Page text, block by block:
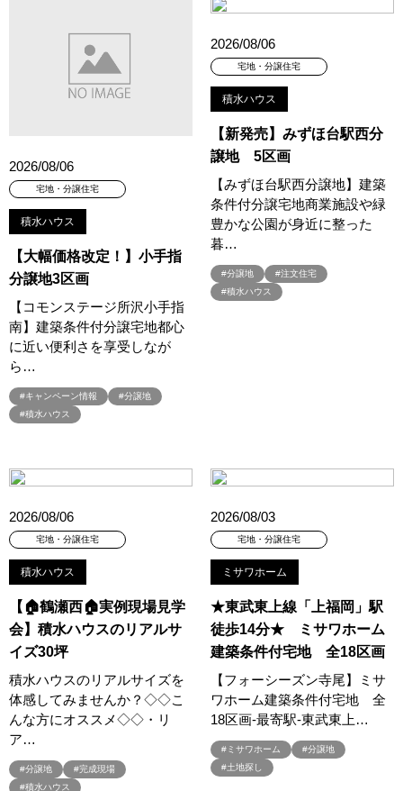
#8/19・8/20 #8/1～9/30
#amazonギフトカードプレゼント #Amazonギフトプレゼント
#Amazonギフトプレゼントキャンペーン
#English available
#FP相談会 #Germoglio
#GWイベント展示場
#GWキャンペーン #GX型志向住宅
#GX補助金 #HD日本ハウス
#HEBEL HAUS #HUGme #iDeCo #IH
#instagram #instalive #IOT #lifeknit desgin
#LUXURY CAMPAIGN #Luxury Festa #Naturia
#NEW OPEN #newモデルハウス #NISA
#Panasonic Homes #panasonichomes
#PAWTNER #PayPayポイントプレゼント
#RAKU SPA Staition #Ready Made Houshinng.
#select PACKAGE
#Tomorrow's Life Museum #WEB #WEBおうち見学会
#WEB予約限定 #WEB予約限定キャンペーン
#WEB予約限定来場特典 #WEB予約＆ご来場 #WEB来場特典
#web見学会 #wonderhaus
#YouTube配信 #ZEHを超えるプラスエネルギー住宅
#ZEH仕様標準 #【9/１防災の日】
#あったかい
#いいとこどり、始まる。 #いい暮らし #えらべる
#おしゃれな家づくり
#おしやれな家づくり #おひさまハイム #お土地探し
#お子さま連れOK
2026/08/06
宅地・分譲住宅
積水ハウス
【大幅価格改定！】小手指
分譲地3区画
【コモンステージ所沢小手指
南】建築条件付分譲宅地都心
に近い便利さを享受しなが
ら…
#キャンペーン情報
#分譲地
#積水ハウス
2026/08/06
宅地・分譲住宅
積水ハウス
【新発売】みずほ台駅西分
譲地 5区画
【みずほ台駅西分譲地】建築
条件付分譲宅地商業施設や緑
豊かな公園が身近に整った
暮…
#分譲地
#注文住宅
#積水ハウス
2026/08/06
宅地・分譲住宅
積水ハウス
【🏠鶴瀬西🏠実例現場見学
会】積水ハウスのリアルサ
イズ30坪
積水ハウスのリアルサイズを
体感してみませんか？◇◇こ
んな方にオススメ◇◇・リ
ア…
#分譲地
#完成現場
#積水ハウス
2026/08/03
宅地・分譲住宅
ミサワホーム
★東武東上線「上福岡」駅
徒歩14分★ ミサワホーム
建築条件付宅地 全18区画
【フォーシーズン寺尾】ミサ
ワホーム建築条件付宅地 全
18区画-最寄駅-東武東上…
#ミサワホーム
#分譲地
#土地探し